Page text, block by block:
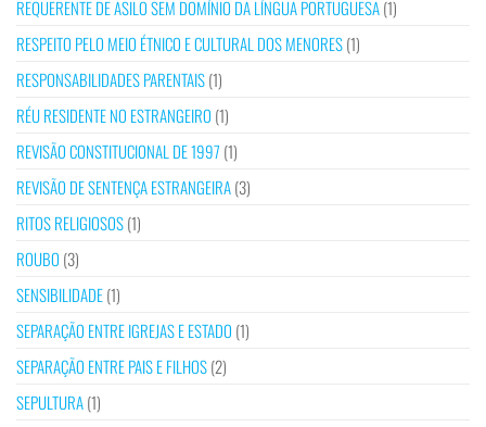
REQUERENTE DE ASILO SEM DOMÍNIO DA LÍNGUA PORTUGUESA(1)
RESPEITO PELO MEIO ÉTNICO E CULTURAL DOS MENORES(1)
RESPONSABILIDADES PARENTAIS(1)
RÉU RESIDENTE NO ESTRANGEIRO (1)
REVISÃO CONSTITUCIONAL DE 1997 (1)
REVISÃO DE SENTENÇA ESTRANGEIRA(3)
RITOS RELIGIOSOS(1)
ROUBO (3)
SENSIBILIDADE(1)
SEPARAÇÃO ENTRE IGREJAS E ESTADO (1)
SEPARAÇÃO ENTRE PAIS E FILHOS(2)
SEPULTURA(1)